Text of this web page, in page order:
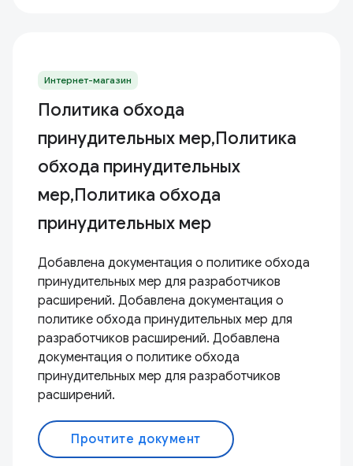
Интернет-магазин
Политика обхода
принудительных мер,Политика
обхода принудительных
мер,Политика обхода
принудительных мер
Добавлена ​​документация о политике обхода
принудительных мер для разработчиков
расширений. Добавлена ​​документация о
политике обхода принудительных мер для
разработчиков расширений. Добавлена ​​
документация о политике обхода
принудительных мер для разработчиков
расширений.
Прочтите документ